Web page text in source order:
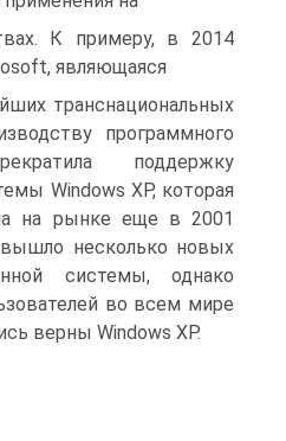
К примеру, в 2014
являющаяся
транснациональных
программного
поддержку
Windows XP, которая
на рынке еще в 2001
несколько новых
системы, однако
во всем мире
верны Windows XP.